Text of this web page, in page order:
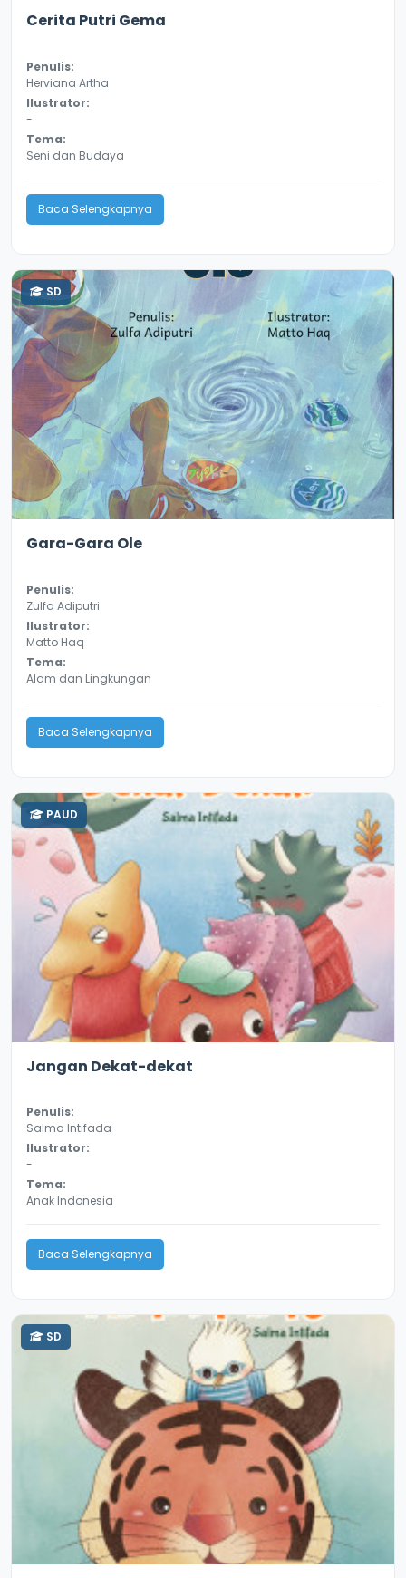
Cerita Putri Gema
Penulis:
Herviana Artha
Ilustrator:
-
Tema:
Seni dan Budaya
Baca Selengkapnya
SD
Gara-Gara Ole
Penulis:
Zulfa Adiputri
Ilustrator:
Matto Haq
Tema:
Alam dan Lingkungan
Baca Selengkapnya
PAUD
Jangan Dekat-dekat
Penulis:
Salma Intifada
Ilustrator:
-
Tema:
Anak Indonesia
Baca Selengkapnya
SD